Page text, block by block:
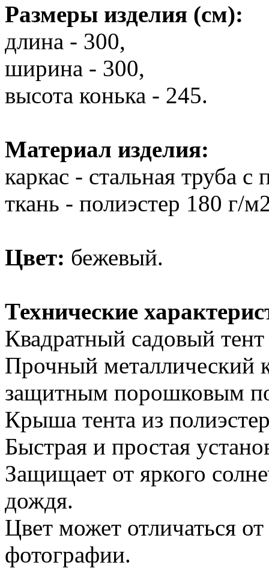
Размеры изделия (см):
длина - 300,
ширина - 300,
высота конька - 245.
Материал изделия:
каркас - стальная труба
ткань - полиэстер 180 г/
Цвет: бежевый.
Технические
Квадратный садовый
Прочный металлический
защитным порошковым
Крыша тента из
Быстрая и простая
Защищает от яркого
дождя.
Цвет может отличаться
фотографии.